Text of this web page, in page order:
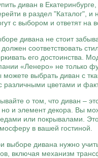
диван в
в раздел "Каталог", и
с выбором и ответят на
дивана не стоит
соответствовать
его достоинства.
«Ленеро» не только
можете выбрать диван с
различными цветами и
о том, что диван –
и элемент декора. Вы
или покрывалами.
в вашей гостиной.
выборе дивана нужно
включая механизм